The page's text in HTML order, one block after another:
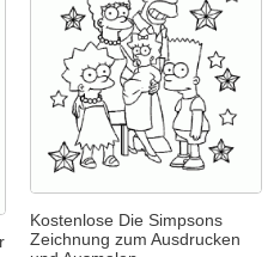
Kostenlose Die Simpsons
Zeichnung zum Ausdrucken